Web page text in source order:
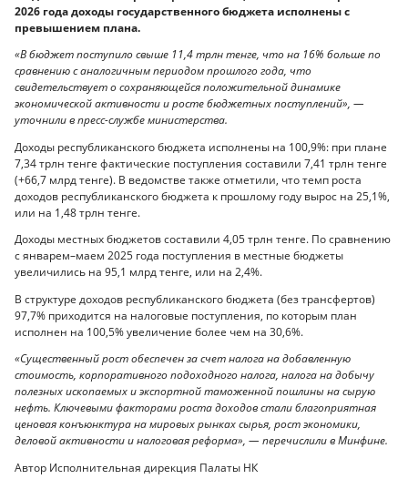
2026 года доходы государственного бюджета исполнены с
превышением плана.
«В бюджет поступило свыше 11,4 трлн тенге, что на 16% больше по
сравнению с аналогичным периодом прошлого года, что
свидетельствует о сохраняющейся положительной динамике
экономической активности и росте бюджетных поступлений», —
уточнили в пресс-службе министерства.
Доходы республиканского бюджета исполнены на 100,9%: при плане
7,34 трлн тенге фактические поступления составили 7,41 трлн тенге
(+66,7 млрд тенге). В ведомстве также отметили, что темп роста
доходов республиканского бюджета к прошлому году вырос на 25,1%,
или на 1,48 трлн тенге.
Доходы местных бюджетов составили 4,05 трлн тенге. По сравнению
с январем–маем 2025 года поступления в местные бюджеты
увеличились на 95,1 млрд тенге, или на 2,4%.
В структуре доходов республиканского бюджета (без трансфертов)
97,7% приходится на налоговые поступления, по которым план
исполнен на 100,5% увеличение более чем на 30,6%.
«Существенный рост обеспечен за счет налога на добавленную
стоимость, корпоративного подоходного налога, налога на добычу
полезных ископаемых и экспортной таможенной пошлины на сырую
нефть. Ключевыми факторами роста доходов стали благоприятная
ценовая конъюнктура на мировых рынках сырья, рост экономики,
деловой активности и налоговая реформа», — перечислили в Минфине.
Автор Исполнительная дирекция Палаты НК